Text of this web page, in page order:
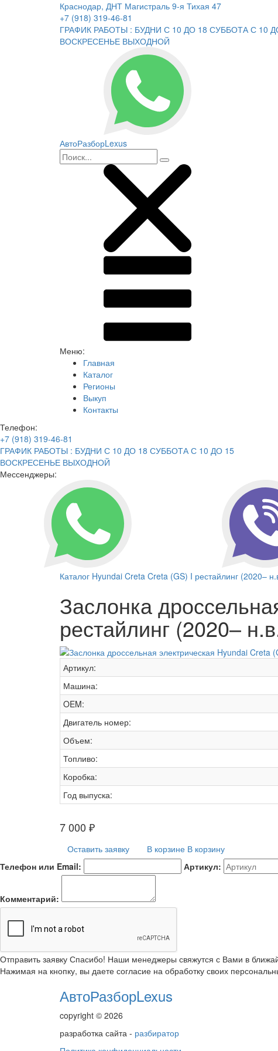
Краснодар, ДНТ Магистраль 9-я Тихая 47
+7 (918) 319-46-81
ГРАФИК РАБОТЫ : БУДНИ С 10 ДО 18 СУББОТА С 10
ВОСКРЕСЕНЬЕ ВЫХОДНОЙ
АвтоРазборLexus
Меню:
Главная
Каталог
Регионы
Выкуп
Контакты
Телефон:
+7 (918) 319-46-81
ГРАФИК РАБОТЫ : БУДНИ С 10 ДО 18 СУББОТА С 10 ДО 15
ВОСКРЕСЕНЬЕ ВЫХОДНОЙ
Мессенджеры:
Каталог Hyundai Creta Creta (GS) I рестайлинг (2020–
Заслонка
рестайлинг (2020–
Артикул:
Машина:
OEM:
Двигатель номер:
Объем:
Топливо:
Коробка:
Год выпуска:
7 000 ₽
Оставить заявку В корзине В корзину
Телефон или Email:
Артикул:
Комментарий:
Отправить заявку Спасибо! Наши менеджеры свяжутся с Вами в
Нажимая на кнопку, вы даете согласие на обработку своих
АвтоРазборLexus
copyright © 2026
разработка сайта - разбиратор